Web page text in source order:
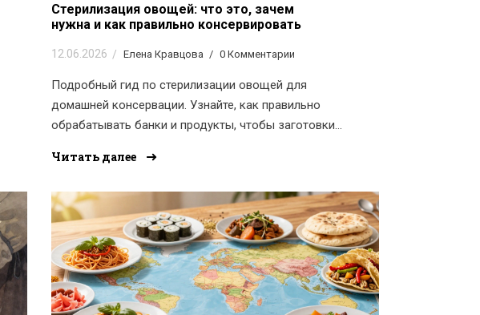
Стерилизация овощей: что это, зачем
нужна и как правильно консервировать
12.06.2026 Елена Кравцова 0 Комментарии
Подробный гид по стерилизации овощей для
домашней консервации. Узнайте, как правильно
обрабатывать банки и продукты, чтобы заготовки
Читать далее